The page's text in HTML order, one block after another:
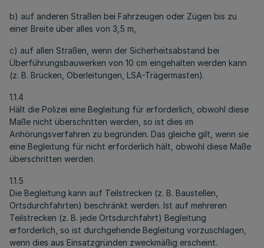
b) auf anderen Straßen bei Fahrzeugen oder Zügen bis zu
einer Breite über alles von 3,5 m,
c) auf allen Straßen, wenn der Sicherheitsabstand bei
Überführungsbauwerken von 10 cm eingehalten werden kann
(z. B. Brücken, Oberleitungen, LSA-Trägermasten).
1.1.4
Hält die Polizei eine Begleitung für erforderlich, obwohl diese
Maße nicht überschritten werden, so ist dies im
Anhörungsverfahren zu begründen. Das gleiche gilt, wenn sie
eine Begleitung für nicht erforderlich hält, obwohl diese Maße
überschritten werden.
1.1.5
Die Begleitung kann auf Teilstrecken (z. B. Baustellen,
Ortsdurchfahrten) beschränkt werden. Ist auf mehreren
Teilstrecken (z. B. jede Ortsdurchfahrt) Begleitung
erforderlich, so ist durchgehende Begleitung vorzuschlagen,
wenn dies aus Einsatzgründen zweckmäßig erscheint.